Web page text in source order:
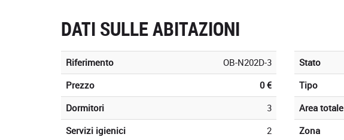
DATI SULLE ABITAZIONI
Riferimento
OB-N202D-3
Prezzo
0 €
Dormitori
3
Servizi igienici
2
Stato
Tipo
Area totale
Zona